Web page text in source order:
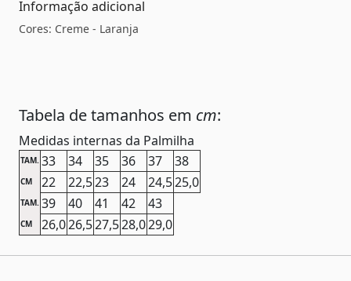
Informação adicional
Cores: Creme - Laranja
Tabela de tamanhos em cm:
Medidas internas da Palmilha
TAM. 33 34 35 36 37 38
CM 22 22,523 24 24,525,0
TAM. 39 40 41 42 43
CM 26,026,527,528,029,0